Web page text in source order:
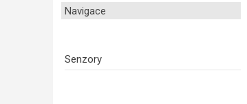
Navigace
Senzory